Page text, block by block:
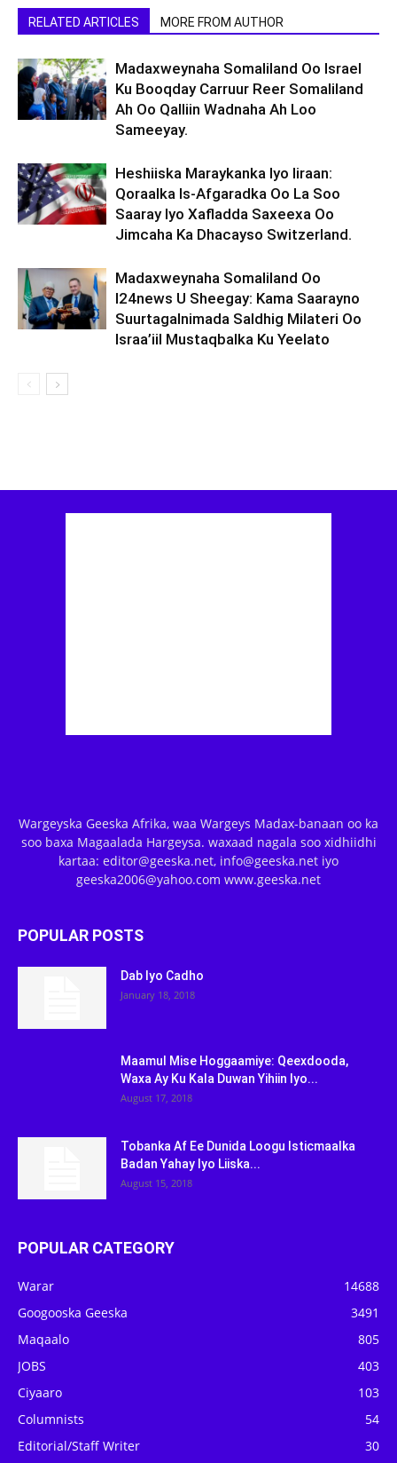
RELATED ARTICLES MORE FROM AUTHOR
Madaxweynaha Somaliland Oo Israel
Ku Booqday Carruur Reer Somaliland
Ah Oo Qalliin Wadnaha Ah Loo
Sameeyay.
Heshiiska Maraykanka Iyo Iiraan:
Qoraalka Is-Afgaradka Oo La Soo
Saaray Iyo Xafladda Saxeexa Oo
Jimcaha Ka Dhacayso Switzerland.
Madaxweynaha Somaliland Oo
I24news U Sheegay: Kama Saarayno
Suurtagalnimada Saldhig Milateri Oo
Israa’iil Mustaqbalka Ku Yeelato
Wargeyska Geeska Afrika, waa Wargeys Madax-banaan oo ka
soo baxa Magaalada Hargeysa. waxaad nagala soo xidhiidhi
kartaa: editor@geeska.net, info@geeska.net iyo
geeska2006@yahoo.com www.geeska.net
POPULAR POSTS
Dab Iyo Cadho
January 18, 2018
Maamul Mise Hoggaamiye: Qeexdooda,
Waxa Ay Ku Kala Duwan Yihiin Iyo...
August 17, 2018
Tobanka Af Ee Dunida Loogu Isticmaalka
Badan Yahay Iyo Liiska...
August 15, 2018
POPULAR CATEGORY
Warar
14688
Googooska Geeska
3491
Maqaalo
805
JOBS
403
Ciyaaro
103
Columnists
54
Editorial/Staff Writer
30